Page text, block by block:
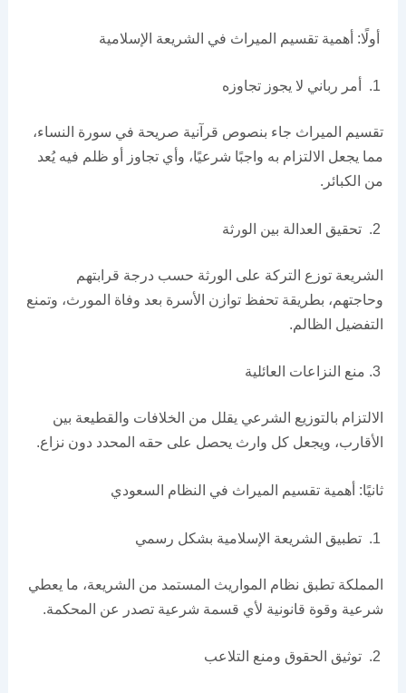
أولًا: أهمية تقسيم الميراث في الشريعة الإسلامية
أمر رباني لا يجوز تجاوزه
تقسيم الميراث جاء بنصوص قرآنية صريحة في سورة النساء،
مما يجعل الالتزام به واجبًا شرعيًا، وأي تجاوز أو ظلم فيه يُعد
من الكبائر.
تحقيق العدالة بين الورثة
الشريعة توزع التركة على الورثة حسب درجة قرابتهم
وحاجتهم، بطريقة تحفظ توازن الأسرة بعد وفاة المورث، وتمنع
التفضيل الظالم.
منع النزاعات العائلية
الالتزام بالتوزيع الشرعي يقلل من الخلافات والقطيعة بين
الأقارب، ويجعل كل وارث يحصل على حقه المحدد دون نزاع.
ثانيًا: أهمية تقسيم الميراث في النظام السعودي
تطبيق الشريعة الإسلامية بشكل رسمي
المملكة تطبق نظام المواريث المستمد من الشريعة، ما يعطي
شرعية وقوة قانونية لأي قسمة شرعية تصدر عن المحكمة.
توثيق الحقوق ومنع التلاعب